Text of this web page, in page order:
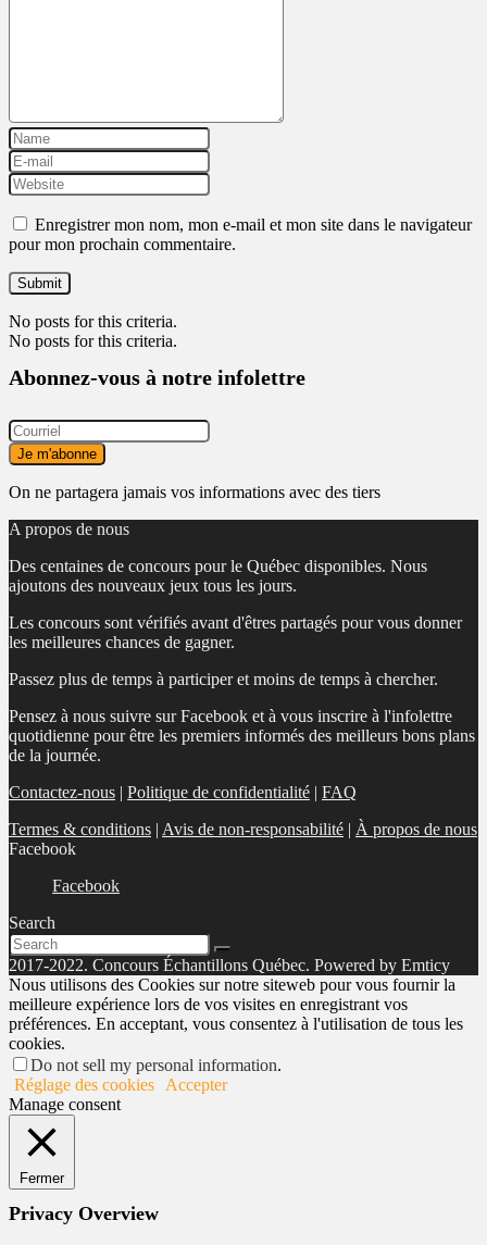
Enregistrer mon nom, mon e-mail et mon site dans le navigateur
pour mon prochain commentaire.
No posts for this criteria.
No posts for this criteria.
Abonnez-vous à notre infolettre
On ne partagera jamais vos informations avec des tiers
A propos de nous
Des centaines de concours pour le Québec disponibles. Nous
ajoutons des nouveaux jeux tous les jours.
Les concours sont vérifiés avant d'êtres partagés pour vous donner
les meilleures chances de gagner.
Passez plus de temps à participer et moins de temps à chercher.
Pensez à nous suivre sur Facebook et à vous inscrire à l'infolettre
quotidienne pour être les premiers informés des meilleurs bons plans
de la journée.
Contactez-nous | Politique de confidentialité | FAQ
Termes & conditions | Avis de non-responsabilité | À propos de nous
Facebook
Facebook
Search
2017-2022. Concours Échantillons Québec. Powered by Emticy
Nous utilisons des Cookies sur notre siteweb pour vous fournir la
meilleure expérience lors de vos visites en enregistrant vos
préférences. En acceptant, vous consentez à l'utilisation de tous les
cookies.
Do not sell my personal information.
Réglage des cookies
Accepter
Manage consent
Fermer
Privacy Overview